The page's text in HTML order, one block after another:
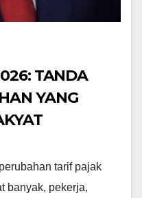
TANDA
YANG
tarif pajak
banyak, pekerja,